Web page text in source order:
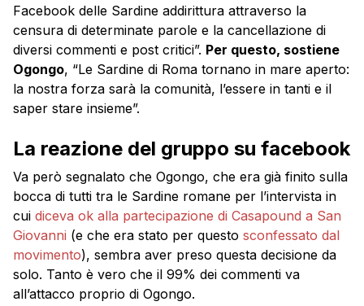
Facebook delle Sardine addirittura attraverso la
censura di determinate parole e la cancellazione di
diversi commenti e post critici”. Per questo, sostiene
Ogongo, “Le Sardine di Roma tornano in mare aperto:
la nostra forza sarà la comunità, l’essere in tanti e il
saper stare insieme”.
La reazione del gruppo su facebook
Va però segnalato che Ogongo, che era già finito sulla
bocca di tutti tra le Sardine romane per l’intervista in
cui diceva ok alla partecipazione di Casapound a San
Giovanni (e che era stato per questo sconfessato dal
movimento), sembra aver preso questa decisione da
solo. Tanto è vero che il 99% dei commenti va
all’attacco proprio di Ogongo.